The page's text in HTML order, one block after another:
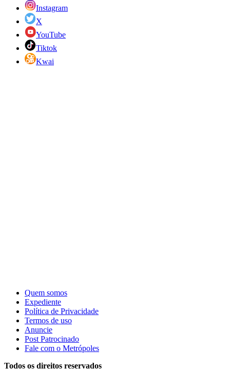
Instagram
X
YouTube
Tiktok
Kwai
Quem somos
Expediente
Política de Privacidade
Termos de uso
Anuncie
Post Patrocinado
Fale com o Metrópoles
Todos os direitos reservados